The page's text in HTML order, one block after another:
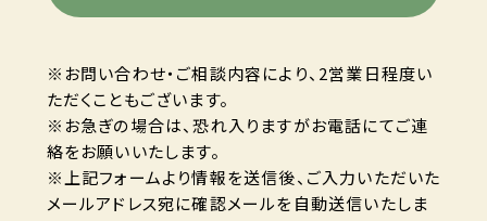
※お問い合わせ・ご相談内容により、2営業日程度い
ただくこともございます。
※お急ぎの場合は、恐れ入りますがお電話にてご連
絡をお願いいたします。
※上記フォームより情報を送信後、ご入力いただいた
メールアドレス宛に確認メールを自動送信いたしま